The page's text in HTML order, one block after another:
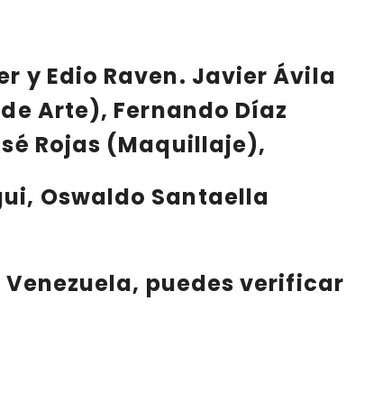
y Edio Raven. Javier Ávila
Arte), Fernando Díaz
Rojas (Maquillaje),
Oswaldo Santaella
puedes verificar